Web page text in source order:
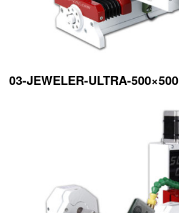
03-JEWELER-ULTRA-500×500